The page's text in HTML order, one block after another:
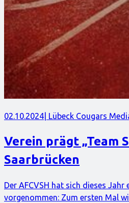
02.10.2024 | Lübeck Cougars
Verein prägt „Team
Saarbrücken
Der AFCVSH hat sich dieses Jahr
vorgenommen: Zum ersten Mal